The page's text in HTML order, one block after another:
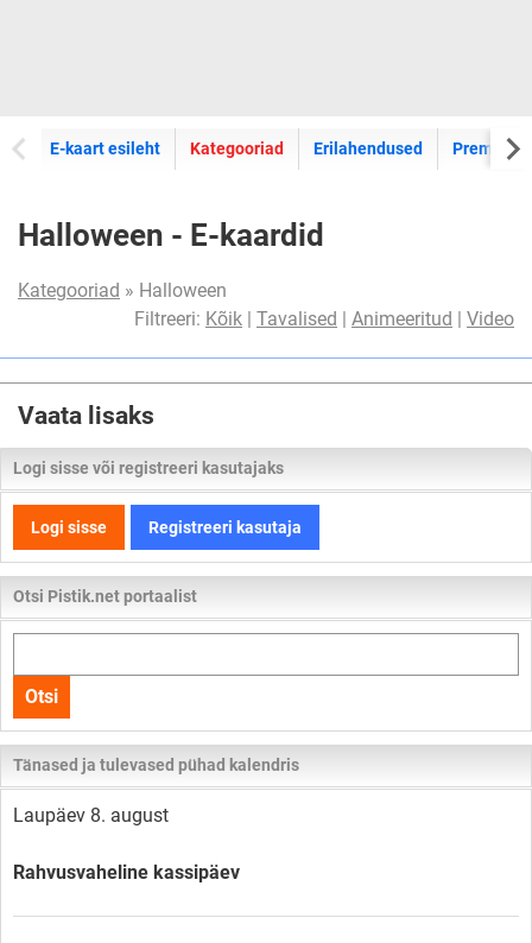
E-kaart esileht E-kaartide
Kategooriad Erilahendused Premium
Halloween - E-kaardid
Kategooriad » Halloween
Filtreeri: Kõik | Tavalised | Animeeritud | Video
Vaata lisaks
Logi sisse või registreeri kasutajaks
Logi sisse Registreeri kasutaja
Otsi Pistik.net portaalist
kogu
lehelt
Otsi
Tänased ja tulevased pühad kalendris
Laupäev 8. august
Rahvusvaheline kassipäev